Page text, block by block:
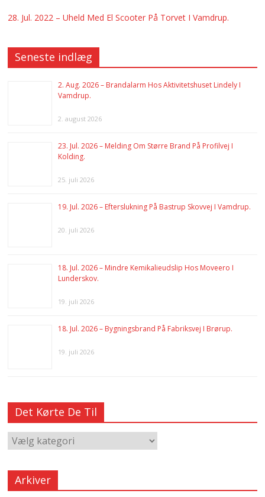
28. Jul. 2022 – Uheld Med El Scooter På Torvet I Vamdrup.
Seneste indlæg
2. Aug. 2026 – Brandalarm Hos Aktivitetshuset Lindely I
Vamdrup.
2. august 2026
23. Jul. 2026 – Melding Om Større Brand På Profilvej I
Kolding.
25. juli 2026
19. Jul. 2026 – Efterslukning På Bastrup Skovvej I Vamdrup.
20. juli 2026
18. Jul. 2026 – Mindre Kemikalieudslip Hos Moveero I
Lunderskov.
19. juli 2026
18. Jul. 2026 – Bygningsbrand På Fabriksvej I Brørup.
19. juli 2026
Det Kørte De Til
Arkiver